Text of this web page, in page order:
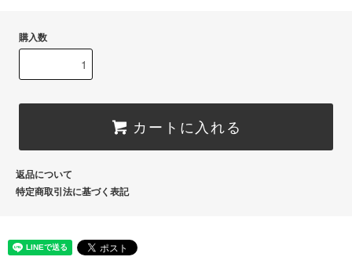
購入数
カートに入れる
返品について
特定商取引法に基づく表記